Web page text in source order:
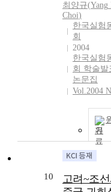
최양규(Yang
Choi)
한국실험
회
2004
한국실험
회 학술발
논문집
Vol.2004
기
10
고려~조